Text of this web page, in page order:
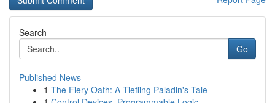
Search
Go
Published News
1 The Fiery Oath: A Tiefling Paladin's Tale